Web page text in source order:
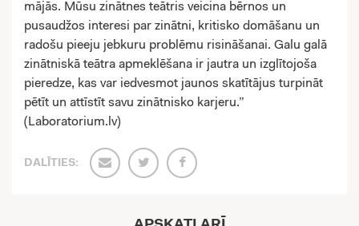
mājās. Mūsu zinātnes teātris veicina bērnos un
pusaudžos interesi par zinātni, kritisko domāšanu un
radošu pieeju jebkuru problēmu risināšanai. Galu galā
zinātniskā teātra apmeklēšana ir jautra un izglītojoša
pieredze, kas var iedvesmot jaunos skatītājus turpināt
pētīt un attīstīt savu zinātnisko karjeru.”
(Laboratorium.lv)
DALĪTIES: